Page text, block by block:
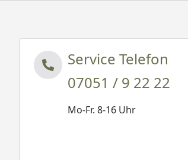
Service Telefon
07051 / 9 22 22
Mo-Fr. 8-16 Uhr